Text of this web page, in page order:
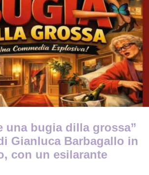
una bugia dilla grossa”
Gianluca Barbagallo in
con un esilarante